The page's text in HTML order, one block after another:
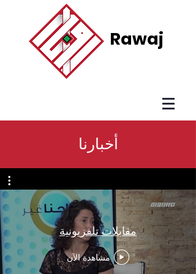
Rawaj
أخبارنا
مقابلات تلفزيونية
مشاهدة الآن